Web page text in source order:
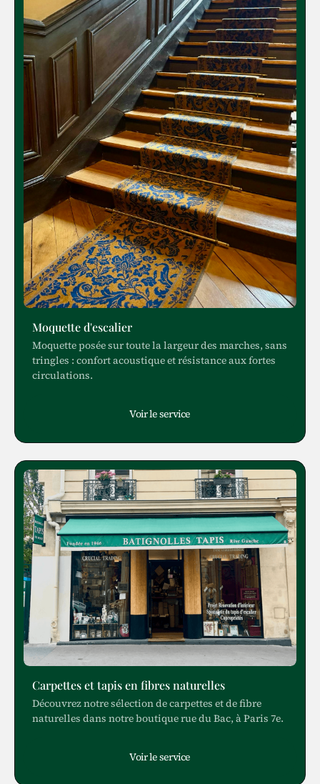
Moquette d'escalier
Moquette posée sur toute la largeur des marches, sans
tringles : confort acoustique et résistance aux fortes
circulations.
Voir le service
Carpettes et tapis en fibres naturelles
Découvrez notre sélection de carpettes et de fibre
naturelles dans notre boutique rue du Bac, à Paris 7e.
Voir le service